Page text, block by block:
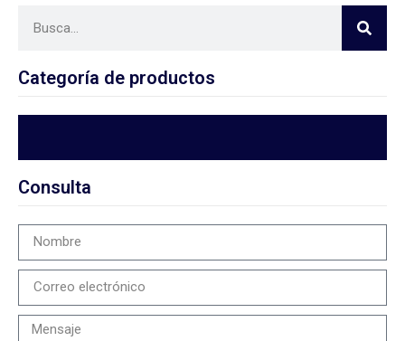
Categoría de productos
Consulta